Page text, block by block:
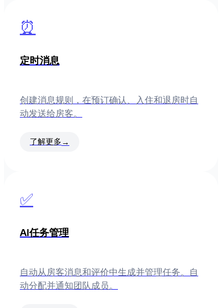
⏰
定时消息
创建消息规则，在预订确认、入住和退房时自
动发送给房客。
了解更多 →
✅
AI任务管理
自动从房客消息和评价中生成并管理任务。自
动分配并通知团队成员。